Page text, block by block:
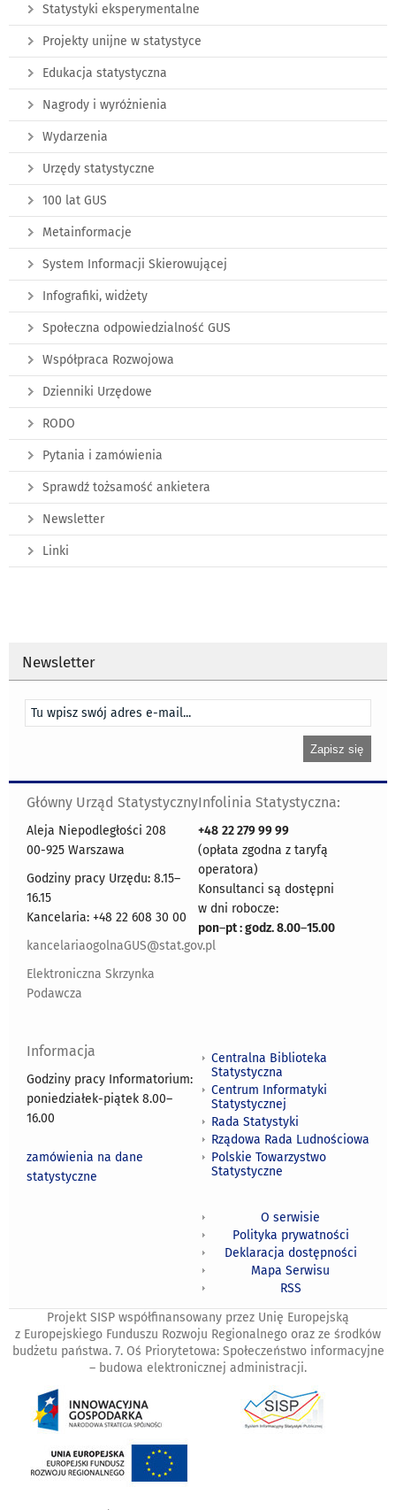
Statystyki eksperymentalne
Projekty unijne w statystyce
Edukacja statystyczna
Nagrody i wyróżnienia
Wydarzenia
Urzędy statystyczne
100 lat GUS
Metainformacje
System Informacji Skierowującej
Infografiki, widżety
Społeczna odpowiedzialność GUS
Współpraca Rozwojowa
Dzienniki Urzędowe
RODO
Pytania i zamówienia
Sprawdź tożsamość ankietera
Newsletter
Linki
Newsletter
Główny Urząd Statystyczny
Aleja Niepodległości 208
00-925 Warszawa
Godziny pracy Urzędu: 8.15–
16.15
Kancelaria: +48 22 608 30 00
kancelariaogolnaGUS@stat.gov.pl
Elektroniczna Skrzynka
Podawcza
Infolinia Statystyczna:
+48 22 279 99 99
(opłata zgodna z taryfą
operatora)
Konsultanci są dostępni
w dni robocze:
pon–pt : godz. 8.00–15.00
Informacja
Godziny pracy Informatorium:
poniedziałek-piątek 8.00–
16.00
zamówienia na dane
statystyczne
Centralna Biblioteka
Statystyczna
Centrum Informatyki
Statystycznej
Rada Statystyki
Rządowa Rada Ludnościowa
Polskie Towarzystwo
Statystyczne
O serwisie
Polityka prywatności
Deklaracja dostępności
Mapa Serwisu
RSS
Projekt SISP współfinansowany przez Unię Europejską
z Europejskiego Funduszu Rozwoju Regionalnego oraz ze środków
budżetu państwa. 7. Oś Priorytetowa: Społeczeństwo informacyjne
– budowa elektronicznej administracji.